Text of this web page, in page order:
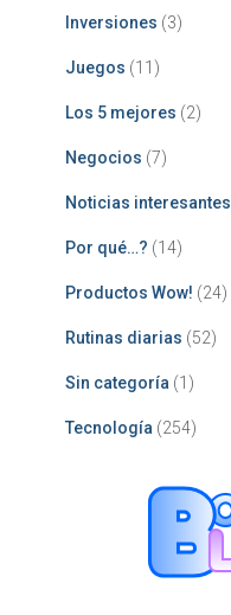
Inversiones (3)
Juegos (11)
Los 5 mejores (2)
Negocios (7)
Noticias interesantes
Por qué…? (14)
Productos Wow! (24)
Rutinas diarias (52)
Sin categoría (1)
Tecnología (254)